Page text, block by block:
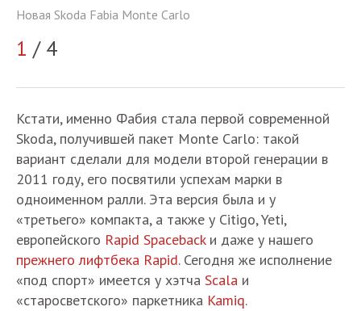
Новая Skoda Fabia Monte Carlo
1 / 4
Кстати, именно Фабия стала первой современной
Skoda, получившей пакет Monte Carlo: такой
вариант сделали для модели второй генерации в
2011 году, его посвятили успехам марки в
одноименном ралли. Эта версия была и у
«третьего» компакта, а также у Citigo, Yeti,
европейского Rapid Spacebackи даже у нашего
прежнего лифтбека Rapid. Сегодня же исполнение
«под спорт» имеется у хэтча Scala и
«старосветского» паркетника Kamiq.